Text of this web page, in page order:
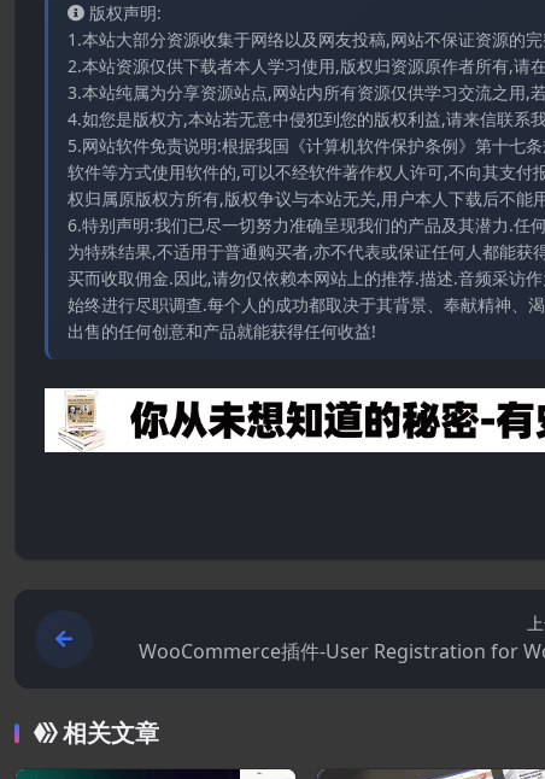
版权声明:
1.本站大部分资源收集于网络以及网友投稿,网站不保证资源的
2.本站资源仅供下载者本人学习使用,版权归资源原作者所有,请
3.本站纯属为分享资源站点,网站内所有资源仅供学习交流之用,
4.如您是版权方,本站若无意中侵犯到您的版权利益,请来信联
5.网站软件免责说明:根据我国《计算机软件保护条例》第十七
软件等方式使用软件的,可以不经软件著作权人许可,不向其支
权归属原版权方所有,版权争议与本站无关,用户本人下载后不
6.特别声明:我们已尽一切努力准确呈现我们的产品及其潜力.任
为特殊结果,不适用于普通购买者,亦不代表或保证任何人都能
买而收取佣金.因此,请勿仅依赖本网站上的推荐.描述.音频采访
始终进行尽职调查.每个人的成功都取决于其背景、奉献精神、
出售的任何创意和产品就能获得任何收益!
WooCommerce插件-User Registration for
ommerce
相关文章